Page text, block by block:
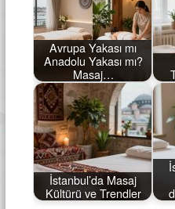
Avrupa Yakası mı
Anadolu Yakası mı?
Masaj…
İstanbul’da Masaj
Kültürü ve Trendler